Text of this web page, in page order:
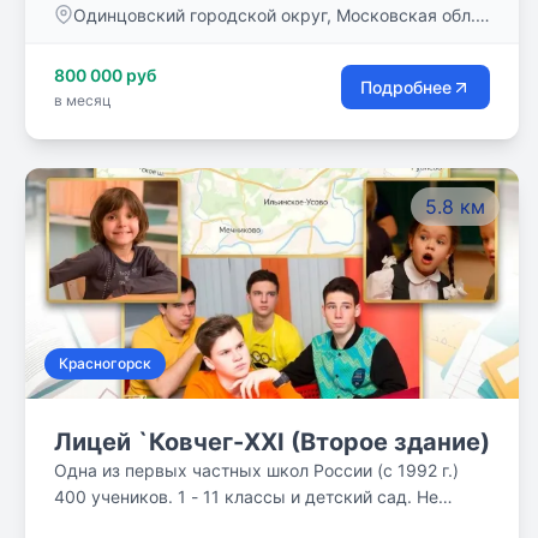
20:00 вечера, занятия проходят с сентября по июнь
занимает дополнительное образование.
Одинцовский городской округ, Московская обл.,
800 000 руб
в месяц
Подробнее
5.8 км
Красногорск
Лицей `Ковчег-XXI (Второе здание)
Одна из первых частных школ России (с 1992 г.)
400 учеников. 1 - 11 классы и детский сад. Не